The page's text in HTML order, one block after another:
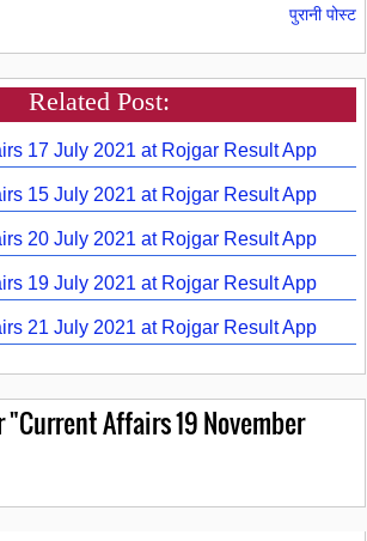
पुरानी पोस्ट
Related Post:
17 July 2021 at Rojgar Result App
15 July 2021 at Rojgar Result App
20 July 2021 at Rojgar Result App
19 July 2021 at Rojgar Result App
21 July 2021 at Rojgar Result App
Affairs 19 November